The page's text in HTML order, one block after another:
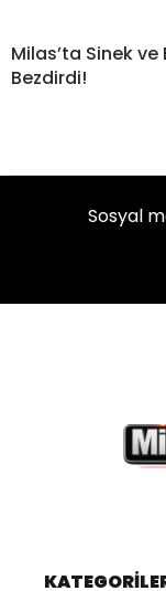
Milas’ta Sinek
Bezdirdi!
Sosyal